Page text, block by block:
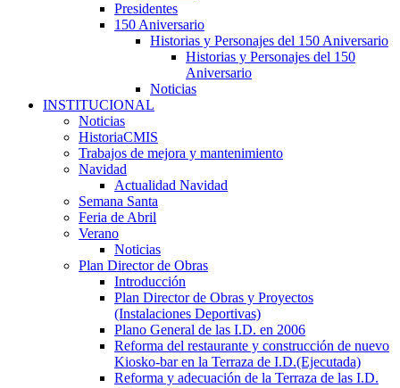
Presidentes
150 Aniversario
Historias y Personajes del 150 Aniversario
Historias y Personajes del 150
Aniversario
Noticias
INSTITUCIONAL
Noticias
HistoriaCMIS
Trabajos de mejora y mantenimiento
Navidad
Actualidad Navidad
Semana Santa
Feria de Abril
Verano
Noticias
Plan Director de Obras
Introducción
Plan Director de Obras y Proyectos
(Instalaciones Deportivas)
Plano General de las I.D. en 2006
Reforma del restaurante y construcción de nuevo
Kiosko-bar en la Terraza de I.D.(Ejecutada)
Reforma y adecuación de la Terraza de las I.D.